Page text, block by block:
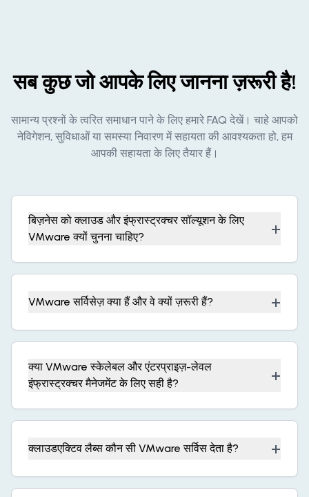
सब कुछ जो आपके लिए जानना ज़रूरी है!
सामान्य प्रश्नों के त्वरित समाधान पाने के लिए हमारे FAQ देखें। चाहे आपको
नेविगेशन, सुविधाओं या समस्या निवारण में सहायता की आवश्यकता हो, हम
आपकी सहायता के लिए तैयार हैं।
बिज़नेस को क्लाउड और इंफ्रास्ट्रक्चर सॉल्यूशन के लिए
VMware क्यों चुनना चाहिए?
+
VMware सर्विसेज़ क्या हैं और वे क्यों ज़रूरी हैं? +
क्या VMware स्केलेबल और एंटरप्राइज़-लेवल
इंफ्रास्ट्रक्चर मैनेजमेंट के लिए सही है?
+
क्लाउडएक्टिव लैब्स कौन सी VMware सर्विस देता है? +